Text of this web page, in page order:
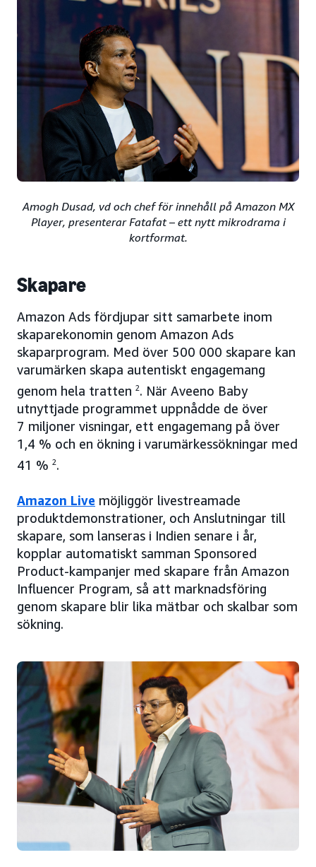
Amogh Dusad, vd och chef för innehåll på Amazon MX
Player, presenterar Fatafat – ett nytt mikrodrama i
kortformat.
Skapare
Amazon Ads fördjupar sitt samarbete inom
skaparekonomin genom Amazon Ads
skaparprogram. Med över 500 000 skapare kan
varumärken skapa autentiskt engagemang
genom hela tratten 2. När Aveeno Baby
utnyttjade programmet uppnådde de över
7 miljoner visningar, ett engagemang på över
1,4 % och en ökning i varumärkessökningar med
41 % 2.
Amazon Live möjliggör livestreamade
produktdemonstrationer, och Anslutningar till
skapare, som lanseras i Indien senare i år,
kopplar automatiskt samman Sponsored
Product-kampanjer med skapare från Amazon
Influencer Program, så att marknadsföring
genom skapare blir lika mätbar och skalbar som
sökning.